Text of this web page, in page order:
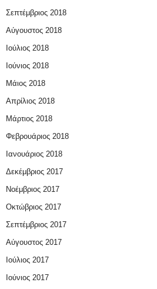
Σεπτέμβριος 2018
Αύγουστος 2018
Ιούλιος 2018
Ιούνιος 2018
Μάιος 2018
Απρίλιος 2018
Μάρτιος 2018
Φεβρουάριος 2018
Ιανουάριος 2018
Δεκέμβριος 2017
Νοέμβριος 2017
Οκτώβριος 2017
Σεπτέμβριος 2017
Αύγουστος 2017
Ιούλιος 2017
Ιούνιος 2017